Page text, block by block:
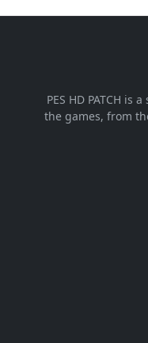
PES HD PATCH
the games, from